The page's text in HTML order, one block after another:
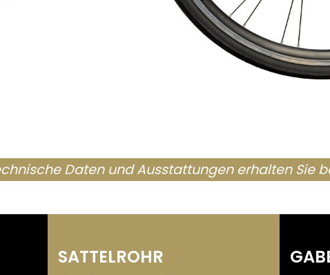
Daten und Ausstattungen erhalten Sie
SATTELROHR